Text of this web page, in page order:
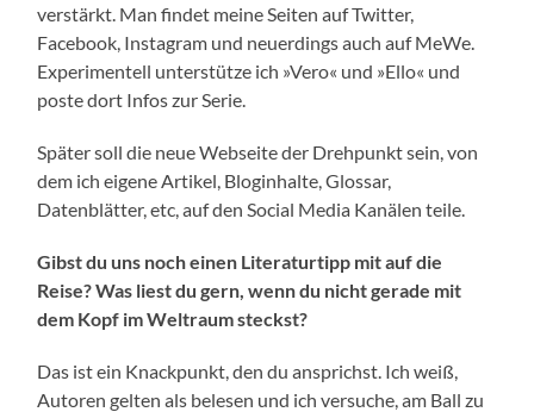
verstärkt. Man findet meine Seiten auf Twitter,
Facebook, Instagram und neuerdings auch auf MeWe.
Experimentell unterstütze ich »Vero« und »Ello« und
poste dort Infos zur Serie.
Später soll die neue Webseite der Drehpunkt sein, von
dem ich eigene Artikel, Bloginhalte, Glossar,
Datenblätter, etc, auf den Social Media Kanälen teile.
Gibst du uns noch einen Literaturtipp mit auf die
Reise? Was liest du gern, wenn du nicht gerade mit
dem Kopf im Weltraum steckst?
Das ist ein Knackpunkt, den du ansprichst. Ich weiß,
Autoren gelten als belesen und ich versuche, am Ball zu